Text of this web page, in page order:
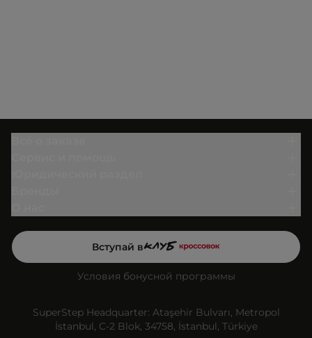
Вступай в
Условия бонусной программы
SuperStep Headquarter: Ataşehir Bulvarı, Metropol
İstanbul, C-2 Blok, 34758, İstanbul, Türkiye